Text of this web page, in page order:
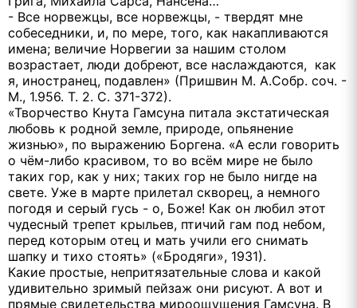
- Все норвежцы, все норвежцы, - твердят мне
собеседники, и, по мере, того, как накапливаются
имена; величие Норвегии за нашим столом
возрастает, люди добреют, все наслаждаются, как
я, иностранец, подавлен» (Пришвин M. А.Собр. соч. -
М., 1.956. Т. 2. С. 371-372).
«Творчество Кнута Гамсуна питала экстатическая
любовь к родной земле, природе, опьянение
жизнью», по выражению Боpгeна. «А если говорить
о чём-либо красивом, то во всём мире не было
таких гop, кaк у них; таких гоp не было нигде на
свете. Уже в марте прилетал скворец, а немного
погодя и серый гусь - о, Боже! Как он любил этот
чудесный трепет крыльев, птичий гам под небом,
перед которым отец и мать учили eго снимать
шапку и тихо стоять» («Бродяги», 1931).
Какие простые, непритязательные слова и какой
удивительно зримый пейзаж они рисуют. А вот и
прямые свидетельства мироощущения Гамсуна. В